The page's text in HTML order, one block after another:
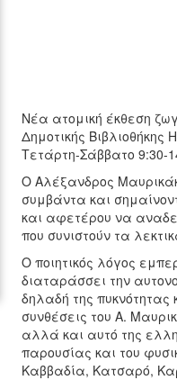
Νέα ατομική έκθεση
Δημοτικής
Τετάρτη-Σάββατο 9:30-
Ο Αλέξανδρος
συμβάντα και
και αφετέρου να
που συνιστούν τα
Ο ποιητικός λόγος
διαταράσσει την
δηλαδή της
συνθέσεις του Α.
αλλά και αυτό της
παρουσίας και του
Καββαδία, Κατσαρό,